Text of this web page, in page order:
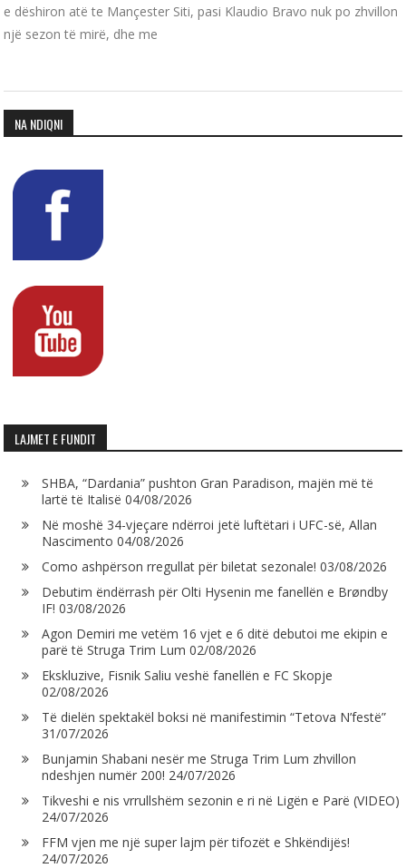
e dëshiron atë te Mançester Siti, pasi Klaudio Bravo nuk po zhvillon
një sezon të mirë, dhe me
NA NDIQNI
LAJMET E FUNDIT
SHBA, “Dardania” pushton Gran Paradison, majën më të
lartë të Italisë 04/08/2026
Në moshë 34-vjeçare ndërroi jetë luftëtari i UFC-së, Allan
Nascimento 04/08/2026
Como ashpërson rregullat për biletat sezonale! 03/08/2026
Debutim ëndërrash për Olti Hysenin me fanellën e Brøndby
IF! 03/08/2026
Agon Demiri me vetëm 16 vjet e 6 ditë debutoi me ekipin e
parë të Struga Trim Lum 02/08/2026
Ekskluzive, Fisnik Saliu veshë fanellën e FC Skopje
02/08/2026
Të dielën spektakël boksi në manifestimin “Tetova N’festë”
31/07/2026
Bunjamin Shabani nesër me Struga Trim Lum zhvillon
ndeshjen numër 200! 24/07/2026
Tikveshi e nis vrrullshëm sezonin e ri në Ligën e Parë (VIDEO)
24/07/2026
FFM vjen me një super lajm për tifozët e Shkëndijës!
24/07/2026